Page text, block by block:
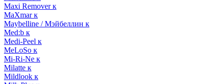
Maxi Remover к
MaXmar к
Maybelline / Мэйбеллин к
Med:b к
Medi-Peel к
MeLoSo к
Mi-Ri-Ne к
Milatte к
Mildlook к